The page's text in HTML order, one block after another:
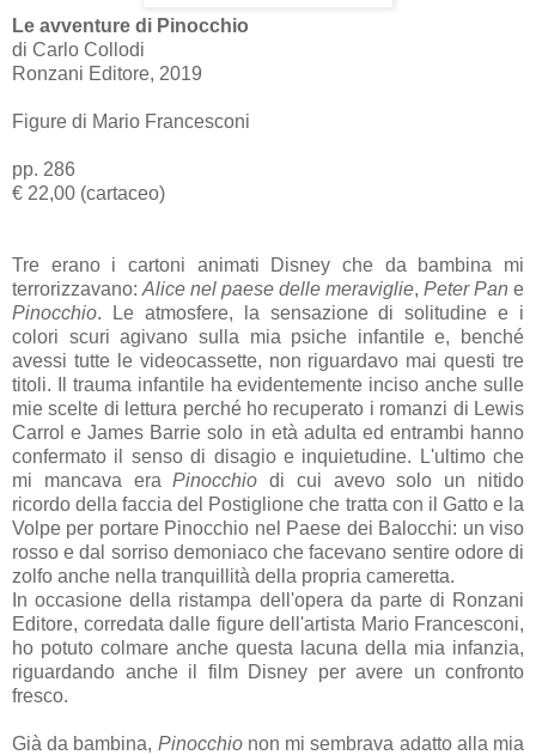
Le avventure di Pinocchio
di Carlo Collodi
Ronzani Editore, 2019
Figure di Mario Francesconi
pp. 286
€ 22,00 (cartaceo)
Tre erano i cartoni animati Disney che da bambina mi
terrorizzavano: Alice nel paese delle meraviglie, Peter Pan e
Pinocchio. Le atmosfere, la sensazione di solitudine e i
colori scuri agivano sulla mia psiche infantile e, benché
avessi tutte le videocassette, non riguardavo mai questi tre
titoli. Il trauma infantile ha evidentemente inciso anche sulle
mie scelte di lettura perché ho recuperato i romanzi di Lewis
Carrol e James Barrie solo in età adulta ed entrambi hanno
confermato il senso di disagio e inquietudine. L'ultimo che
mi mancava eraPinocchio di cui avevo solo un nitido
ricordo della faccia del Postiglione che tratta con il Gatto e la
Volpe per portare Pinocchio nel Paese dei Balocchi: un viso
rosso e dal sorriso demoniaco che facevano sentire odore di
zolfo anche nella tranquillità della propria cameretta.
In occasione della ristampa dell'opera da parte di Ronzani
Editore, corredata dalle figure dell'artista Mario Francesconi,
ho potuto colmare anche questa lacuna della mia infanzia,
riguardando anche il film Disney per avere un confronto
fresco.
Già da bambina, Pinocchionon mi sembrava adatto alla mia